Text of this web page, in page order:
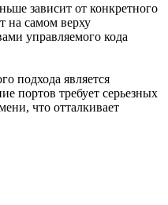
зависит от конкретного
на самом верху
управляемого кода
подхода является
портов требует серьезных
что отталкивает